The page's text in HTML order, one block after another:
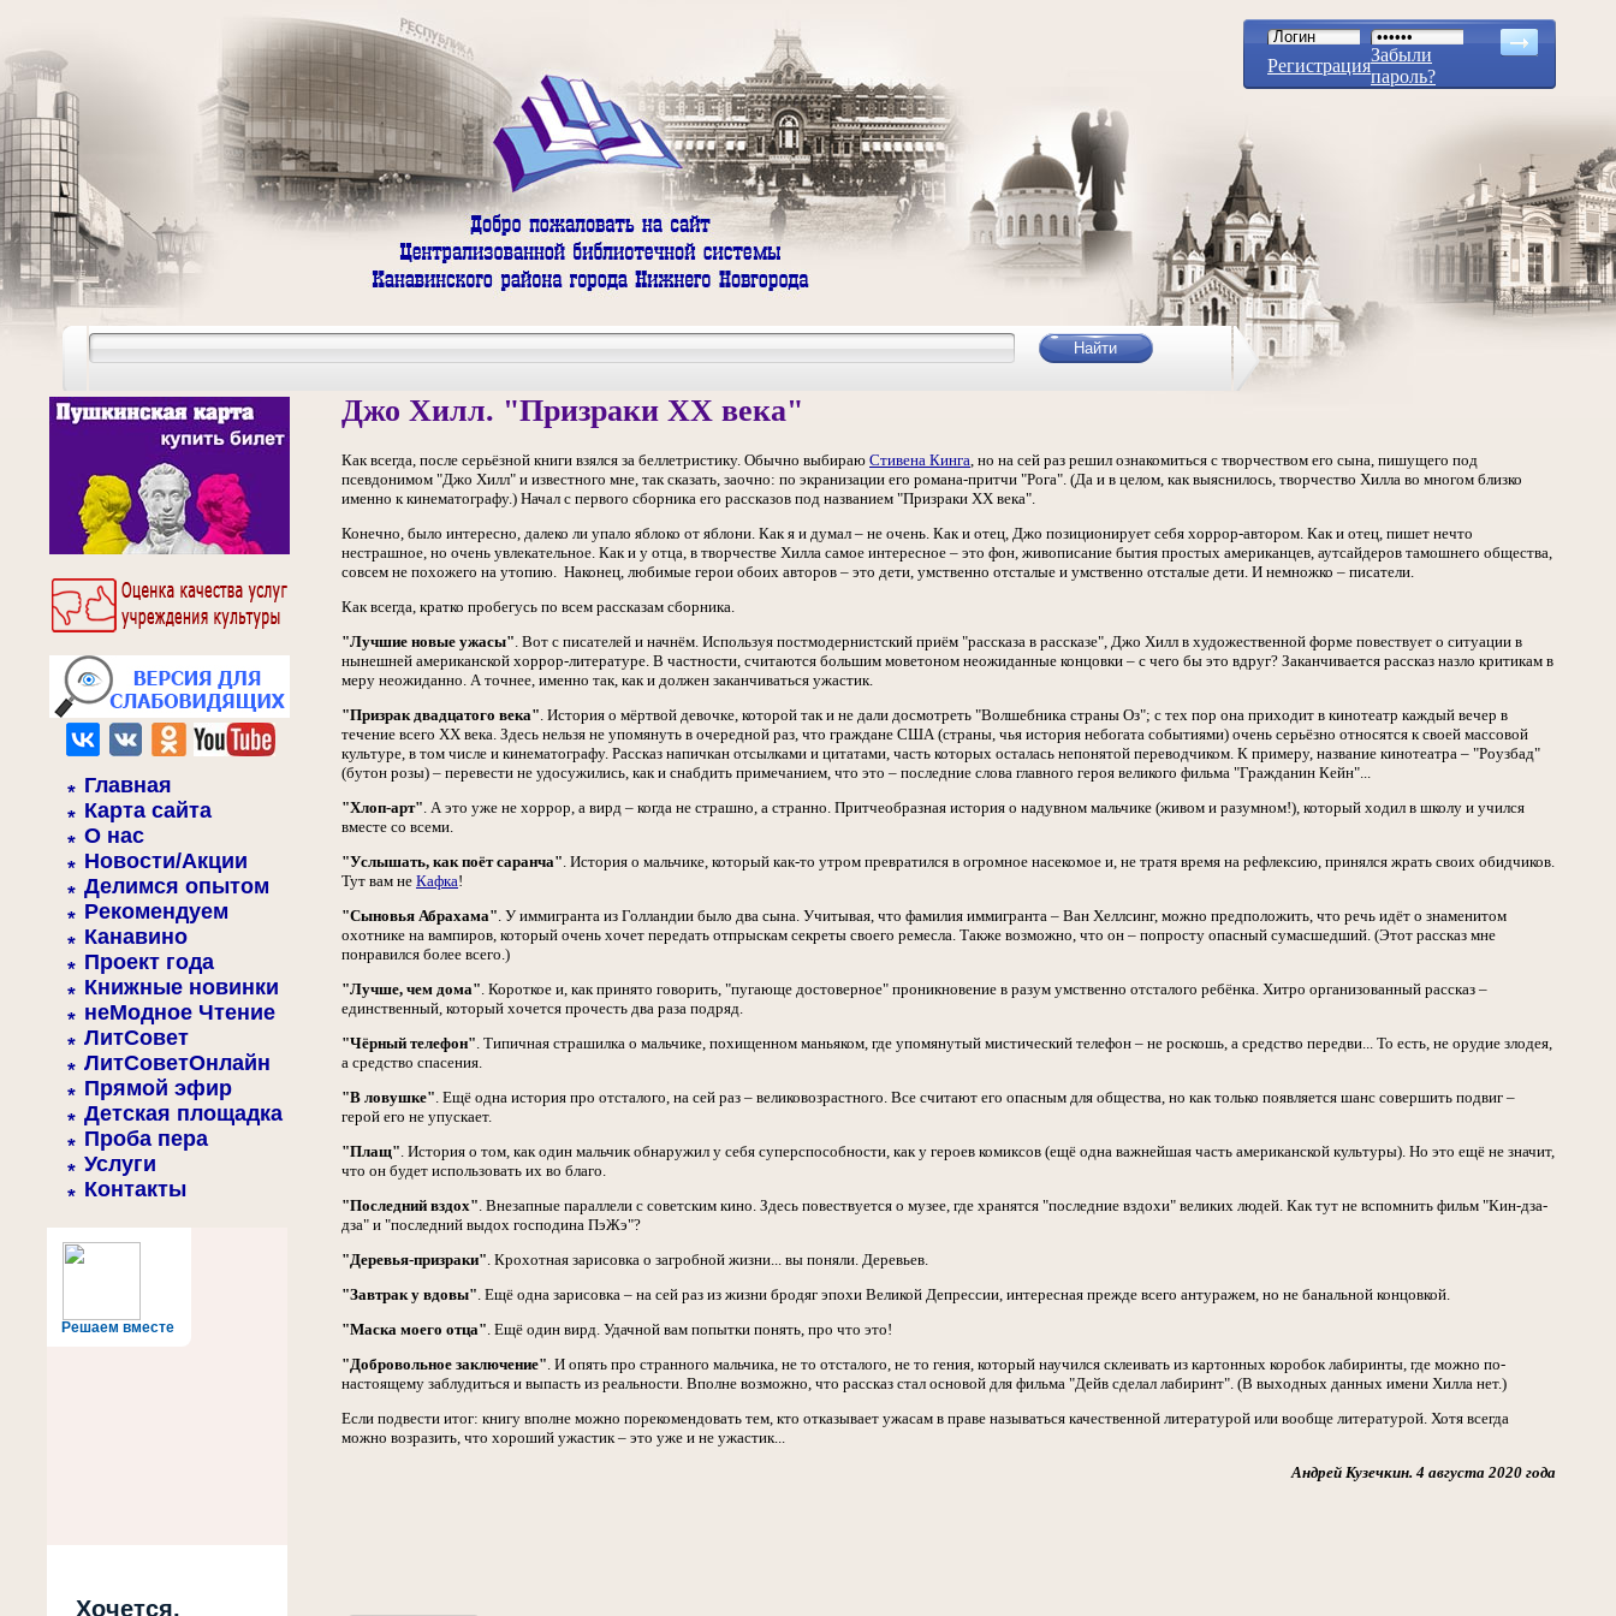
Регистрация
Забыли
пароль?
Главная
Карта сайта
О нас
Новости/Акции
Делимся опытом
Рекомендуем
Канавино
Проект года
Книжные новинки
неМодное Чтение
ЛитСовет
ЛитСоветОнлайн
Прямой эфир
Детская площадка
Проба пера
Услуги
Контакты
Решаем вместе
Хочется,
Джо Хилл. "Призраки XX века"
Как всегда, после серьёзной книги взялся за беллетристику. Обычно выбираю Стивена Кинга, но на сей раз решил ознакомиться с творчеством его сына, пишущего под
псевдонимом "Джо Хилл" и известного мне, так сказать, заочно: по экранизации его романа-притчи "Рога". (Да и в целом, как выяснилось, творчество Хилла во многом близко
именно к кинематографу.) Начал с первого сборника его рассказов под названием "Призраки XX века".
Конечно, было интересно, далеко ли упало яблоко от яблони. Как я и думал – не очень. Как и отец, Джо позиционирует себя хоррор-автором. Как и отец, пишет нечто
нестрашное, но очень увлекательное. Как и у отца, в творчестве Хилла самое интересное – это фон, живописание бытия простых американцев, аутсайдеров тамошнего общества,
совсем не похожего на утопию. Наконец, любимые герои обоих авторов – это дети, умственно отсталые и умственно отсталые дети. И немножко – писатели.
Как всегда, кратко пробегусь по всем рассказам сборника.
"Лучшие новые ужасы". Вот с писателей и начнём. Используя постмодернистский приём "рассказа в рассказе", Джо Хилл в художественной форме повествует о ситуации в
нынешней американской хоррор-литературе. В частности, считаются большим моветоном неожиданные концовки – с чего бы это вдруг? Заканчивается рассказ назло критикам в
меру неожиданно. А точнее, именно так, как и должен заканчиваться ужастик.
"Призрак двадцатого века". История о мёртвой девочке, которой так и не дали досмотреть "Волшебника страны Оз"; с тех пор она приходит в кинотеатр каждый вечер в
течение всего XX века. Здесь нельзя не упомянуть в очередной раз, что граждане США (страны, чья история небогата событиями) очень серьёзно относятся к своей массовой
культуре, в том числе и кинематографу. Рассказ напичкан отсылками и цитатами, часть которых осталась непонятой переводчиком. К примеру, название кинотеатра – "Роузбад"
(бутон розы) – перевести не удосужились, как и снабдить примечанием, что это – последние слова главного героя великого фильма "Гражданин Кейн"...
"Хлоп-арт". А это уже не хоррор, а вирд – когда не страшно, а странно. Притчеобразная история о надувном мальчике (живом и разумном!), который ходил в школу и учился
вместе со всеми.
"Услышать, как поёт саранча". История о мальчике, который как-то утром превратился в огромное насекомое и, не тратя время на рефлексию, принялся жрать своих обидчиков.
Тут вам не Кафка!
"Сыновья Абрахама". У иммигранта из Голландии было два сына. Учитывая, что фамилия иммигранта – Ван Хеллсинг, можно предположить, что речь идёт о знаменитом
охотнике на вампиров, который очень хочет передать отпрыскам секреты своего ремесла. Также возможно, что он – попросту опасный сумасшедший. (Этот рассказ мне
понравился более всего.)
"Лучше, чем дома". Короткое и, как принято говорить, "пугающе достоверное" проникновение в разум умственно отсталого ребёнка. Хитро организованный рассказ –
единственный, который хочется прочесть два раза подряд.
"Чёрный телефон". Типичная страшилка о мальчике, похищенном маньяком, где упомянутый мистический телефон – не роскошь, а средство передви... То есть, не орудие злодея,
а средство спасения.
"В ловушке". Ещё одна история про отсталого, на сей раз – великовозрастного. Все считают его опасным для общества, но как только появляется шанс совершить подвиг –
герой его не упускает.
"Плащ". История о том, как один мальчик обнаружил у себя суперспособности, как у героев комиксов (ещё одна важнейшая часть американской культуры). Но это ещё не значит,
что он будет использовать их во благо.
"Последний вздох". Внезапные параллели с советским кино. Здесь повествуется о музее, где хранятся "последние вздохи" великих людей. Как тут не вспомнить фильм "Кин-дза-
дза" и "последний выдох господина ПэЖэ"?
"Деревья-призраки". Крохотная зарисовка о загробной жизни... вы поняли. Деревьев.
"Завтрак у вдовы". Ещё одна зарисовка – на сей раз из жизни бродяг эпохи Великой Депрессии, интересная прежде всего антуражем, но не банальной концовкой.
"Маска моего отца". Ещё один вирд. Удачной вам попытки понять, про что это!
"Добровольное заключение". И опять про странного мальчика, не то отсталого, не то гения, который научился склеивать из картонных коробок лабиринты, где можно по-
настоящему заблудиться и выпасть из реальности. Вполне возможно, что рассказ стал основой для фильма "Дейв сделал лабиринт". (В выходных данных имени Хилла нет.)
Если подвести итог: книгу вполне можно порекомендовать тем, кто отказывает ужасам в праве называться качественной литературой или вообще литературой. Хотя всегда
можно возразить, что хороший ужастик – это уже и не ужастик...
Андрей Кузечкин. 4 августа 2020 года